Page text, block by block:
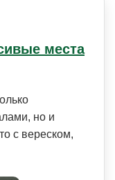
места
но и
с вереском,